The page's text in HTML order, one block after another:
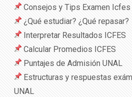
Consejos y Tips Examen Icfes
¿Qué estudiar? ¿Qué repasar?
Interpretar Resultados ICFES
Calcular Promedios ICFES
Puntajes de Admisión UNAL
Estructuras y respuestas
UNAL